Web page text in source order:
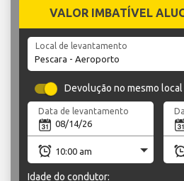
VALOR IMBATÍVEL
Local de levantamento
Devolução no mesmo local
Data de levantamento
Idade do condutor: